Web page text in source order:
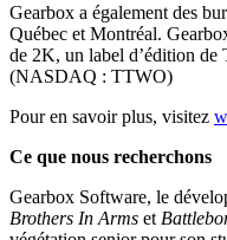
Gearbox a également des
Québec et Montréal.
de 2K, un label d’édition
(NASDAQ : TTWO)
Pour en savoir plus, visitez
Ce que nous recherchons
Gearbox Software, le
Brothers In Arms et